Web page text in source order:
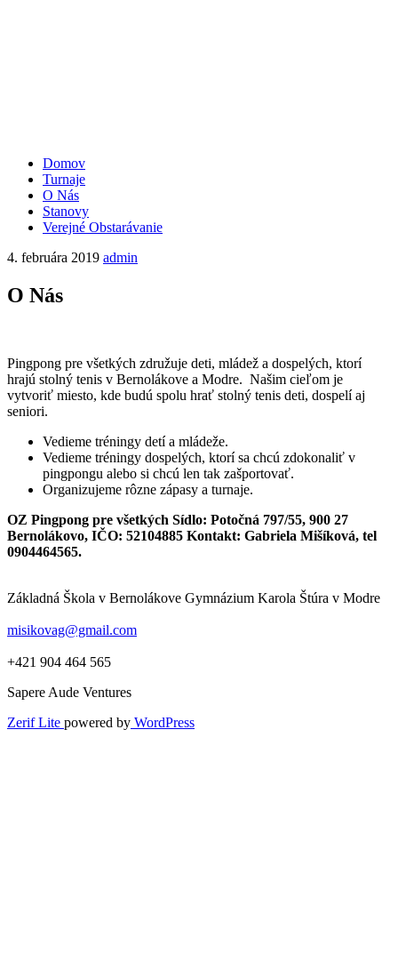
Prejsť
obsah
Domov
Turnaje
O Nás
Stanovy
Verejné Obstarávanie
4. februára 2019 admin
O Nás
Pingpong pre všetkých združuje deti, mládež a dospelých, ktorí
hrajú stolný tenis v Bernolákove a Modre. Našim cieľom je
vytvoriť miesto, kde budú spolu hrať stolný tenis deti, dospelí aj
seniori.
Vedieme tréningy detí a mládeže.
Vedieme tréningy dospelých, ktorí sa chcú zdokonaliť v
pingpongu alebo si chcú len tak zašportovať.
Organizujeme rôzne zápasy a turnaje.
OZ Pingpong pre všetkých Sídlo: Potočná 797/55, 900 27
Bernolákovo, IČO: 52104885 Kontakt: Gabriela Mišíková, tel
0904464565.
Základná Škola v Bernolákove Gymnázium Karola Štúra v Modre
misikovag@gmail.com
+421 904 464 565
Sapere Aude Ventures
Zerif Lite powered by WordPress